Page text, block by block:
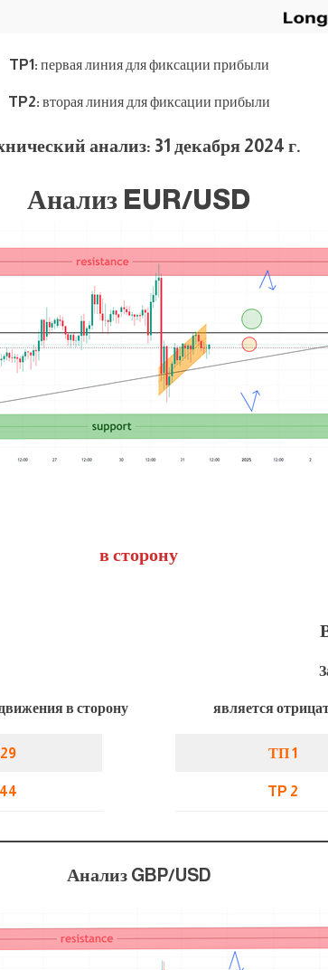
TP1: первая линия для фиксации прибыли
TP2: вторая линия для фиксации прибыли
анализ: 31 декабря 2024 г.
Анализ EUR/USD
в сторону
в сторону является
ТП 1
TP 2
Анализ GBP/USD